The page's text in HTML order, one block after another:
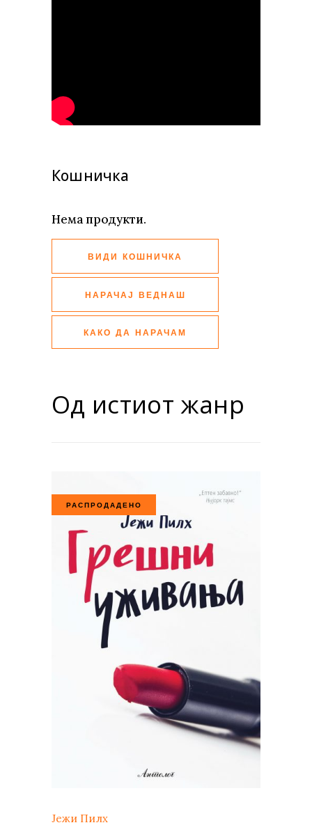
Кошничка
Нема продукти.
ВИДИ КОШНИЧКА
НАРАЧАЈ ВЕДНАШ
КАКО ДА НАРАЧАМ
Од истиот жанр
РАСПРОДАДЕНО
Јежи Пилх